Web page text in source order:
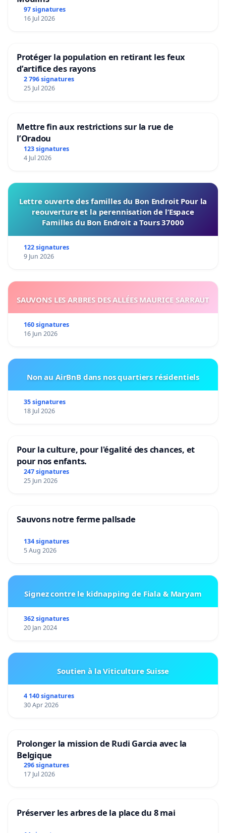
97 signatures
16 Jul 2026
Protéger la population en retirant les feux
d’artifice des rayons
2 796 signatures
25 Jul 2026
Mettre fin aux restrictions sur la rue de
l’Oradou
123 signatures
4 Jul 2026
Lettre ouverte des familles du Bon Endroit Pour la
reouverture et la perennisation de l’Espace
Familles du Bon Endroit a Tours 37000
122 signatures
9 Jun 2026
SAUVONS LES ARBRES DES ALLÉES MAURICE SARRAUT
160 signatures
16 Jun 2026
Non au AirBnB dans nos quartiers résidentiels
35 signatures
18 Jul 2026
Pour la culture, pour l'égalité des chances, et
pour nos enfants.
247 signatures
25 Jun 2026
Sauvons notre ferme pallsade
134 signatures
5 Aug 2026
Signez contre le kidnapping de Fiala & Maryam
362 signatures
20 Jan 2024
Soutien à la Viticulture Suisse
4 140 signatures
30 Apr 2026
Prolonger la mission de Rudi Garcia avec la
Belgique
296 signatures
17 Jul 2026
Préserver les arbres de la place du 8 mai